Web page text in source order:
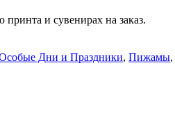
и сувенирах на заказ.
Дни и Праздники, Пижамы,